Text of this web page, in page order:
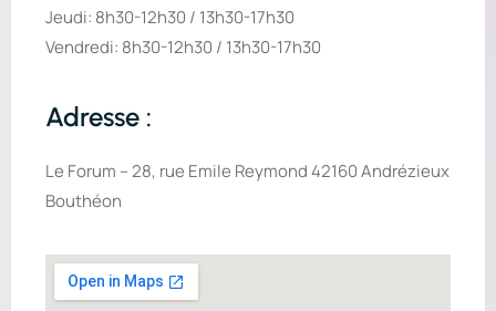
Jeudi: 8h30-12h30 / 13h30-17h30
Vendredi: 8h30-12h30 / 13h30-17h30
Adresse :
Le Forum – 28, rue Emile Reymond 42160 Andrézieux
Bouthéon